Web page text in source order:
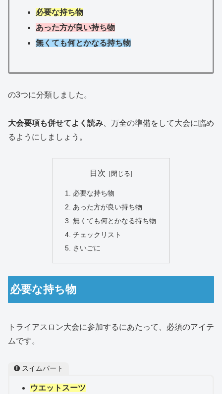
必要な持ち物
あった方が良い持ち物
無くても何とかなる持ち物
の3つに分類しました。
大会要項も併せてよく読み 、万全の準備をして大会に臨め
るようにしましょう。
目次
必要な持ち物
あった方が良い持ち物
無くても何とかなる持ち物
チェックリスト
さいごに
必要な持ち物
トライアスロン大会に参加するにあたって、必須のアイテ
ムです。
スイムパート
ウエットスーツ